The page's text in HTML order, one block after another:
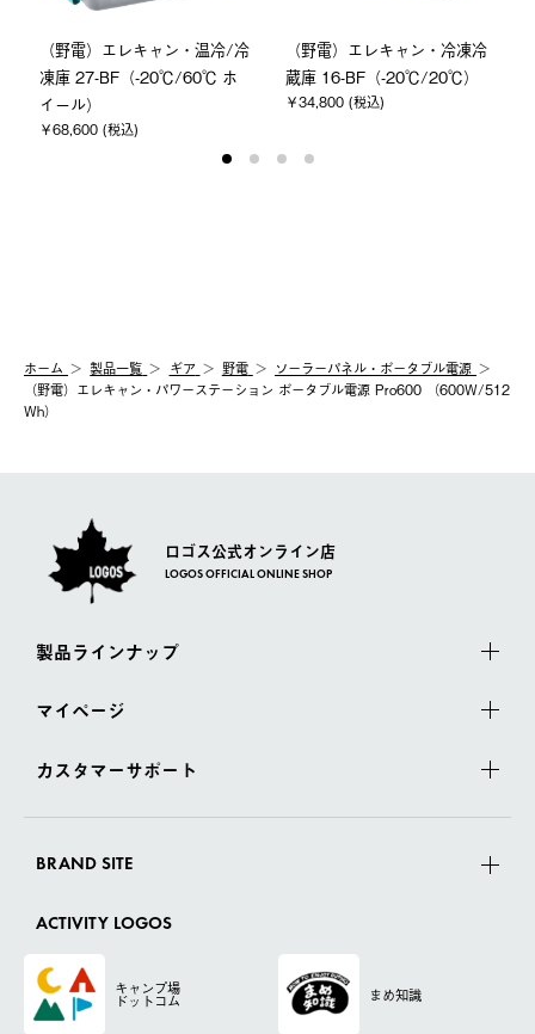
（野電）エレキャン・温冷/冷
凍庫 27-BF（-20℃/60℃ ホ
イール）
￥68,600 (税込)
（野電）エレキャン・冷凍冷
蔵庫 16-BF（-20℃/20℃）
￥34,800 (税込)
ホーム 製品⼀覧 ギア 野電
ソーラーパネル・ポータブル電源
（野電）エレキャン・パワーステーション ポータブル電源 Pro600 （600W/512
Wh）
ロゴス公式オンライン店
LOGOS OFFICIAL ONLINE SHOP
製品ラインナップ
マイページ
カスタマーサポート
BRAND SITE
ACTIVITY LOGOS
キャンプ場
ドットコム まめ知識